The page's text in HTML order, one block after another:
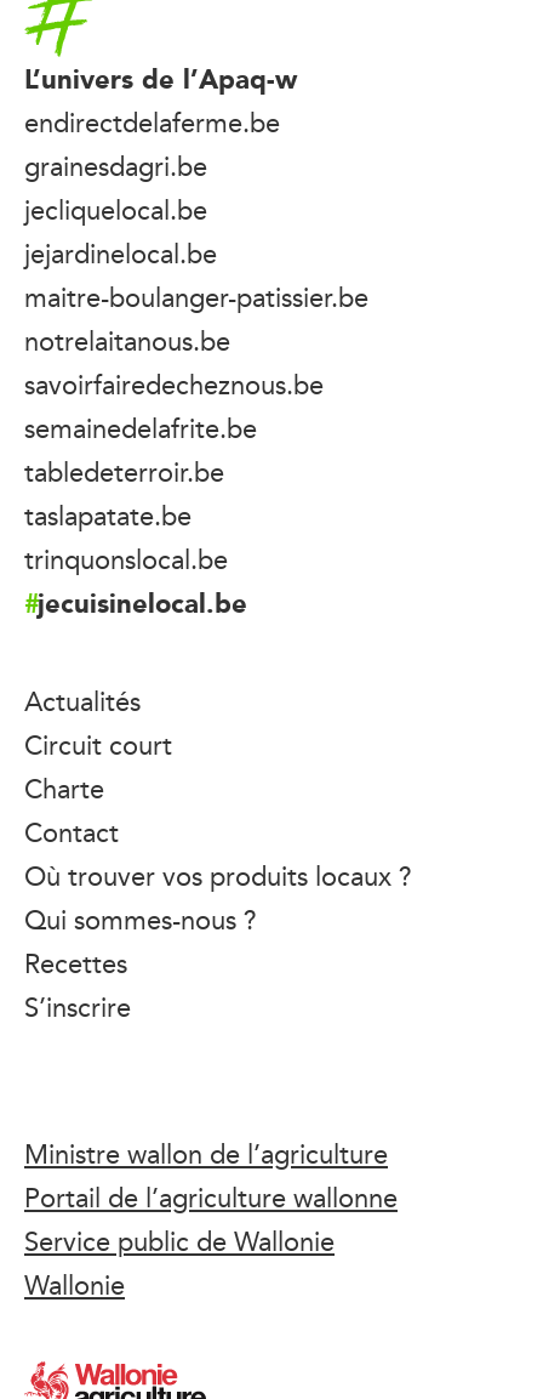
L’univers de l’Apaq-w
endirectdelaferme.be
grainesdagri.be
jecliquelocal.be
jejardinelocal.be
maitre-boulanger-patissier.be
notrelaitanous.be
savoirfairedecheznous.be
semainedelafrite.be
tabledeterroir.be
taslapatate.be
trinquonslocal.be
jecuisinelocal.be
Actualités
Circuit court
Charte
Contact
Où trouver vos produits locaux ?
Qui sommes-nous ?
Recettes
S’inscrire
Ministre wallon de l’agriculture
Portail de l’agriculture wallonne
Service public de Wallonie
Wallonie